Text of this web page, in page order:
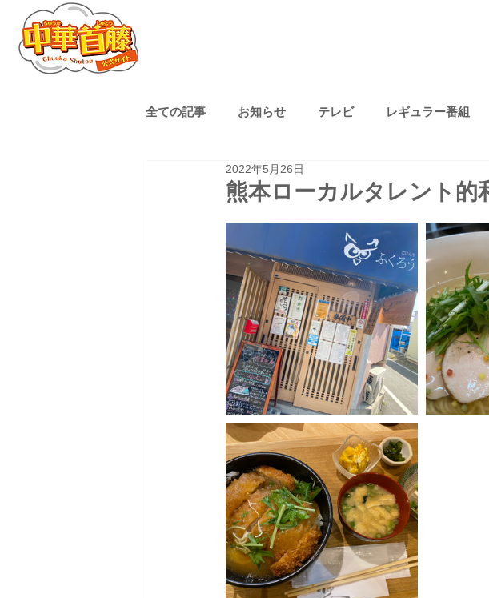
全ての記事 お知らせ テレビ レギュラー番組
熊本ローカル 子育て
熊本ローカルタレント的
2022年5月26日